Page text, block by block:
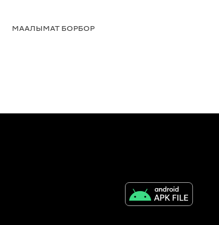
МААЛЫМАТ БОРБОР